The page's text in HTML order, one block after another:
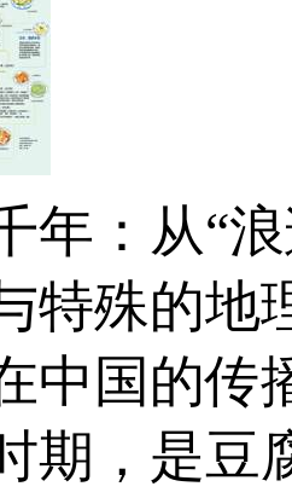
年：从“
特殊的地
中国的传
期，是豆